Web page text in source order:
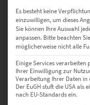
€
Es besteht keine
einzuwilligen, um dieses
Sie können Ihre Auswahl
anpassen. Bitte beachten
möglicherweise nicht alle
Einige Services verarbeiten
Ihrer Einwilligung zur
Verarbeitung Ihrer Daten in
Der EuGH stuft die USA als
nach EU-Standards ein.